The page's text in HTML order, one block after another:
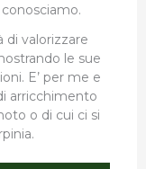
di valorizzare
le sue
E’ per me e
arricchimento
o di cui ci si